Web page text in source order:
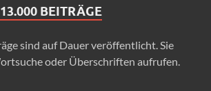
BEITRÄGE
sind auf Dauer veröffentlicht. Sie
oder Überschriften aufrufen.